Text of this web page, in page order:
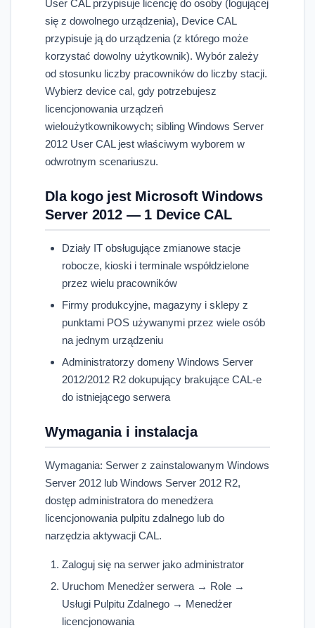
User CAL przypisuje licencję do osoby (logującej
się z dowolnego urządzenia), Device CAL
przypisuje ją do urządzenia (z którego może
korzystać dowolny użytkownik). Wybór zależy
od stosunku liczby pracowników do liczby stacji.
Wybierz device cal, gdy potrzebujesz
licencjonowania urządzeń
wieloużytkownikowych; sibling Windows Server
2012 User CAL jest właściwym wyborem w
odwrotnym scenariuszu.
Dla kogo jest Microsoft Windows
Server 2012 — 1 Device CAL
Działy IT obsługujące zmianowe stacje
robocze, kioski i terminale współdzielone
przez wielu pracowników
Firmy produkcyjne, magazyny i sklepy z
punktami POS używanymi przez wiele osób
na jednym urządzeniu
Administratorzy domeny Windows Server
2012/2012 R2 dokupujący brakujące CAL-e
do istniejącego serwera
Wymagania i instalacja
Wymagania: Serwer z zainstalowanym Windows
Server 2012 lub Windows Server 2012 R2,
dostęp administratora do menedżera
licencjonowania pulpitu zdalnego lub do
narzędzia aktywacji CAL.
Zaloguj się na serwer jako administrator
Uruchom Menedżer serwera → Role →
Usługi Pulpitu Zdalnego → Menedżer
licencjonowania